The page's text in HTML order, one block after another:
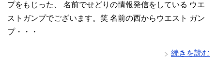
プをもじった、 名前でせどりの情報発信をしている ウエ
ストガンプでございます。笑 名前の西からウエスト ガン
プ・・・
続きを読む